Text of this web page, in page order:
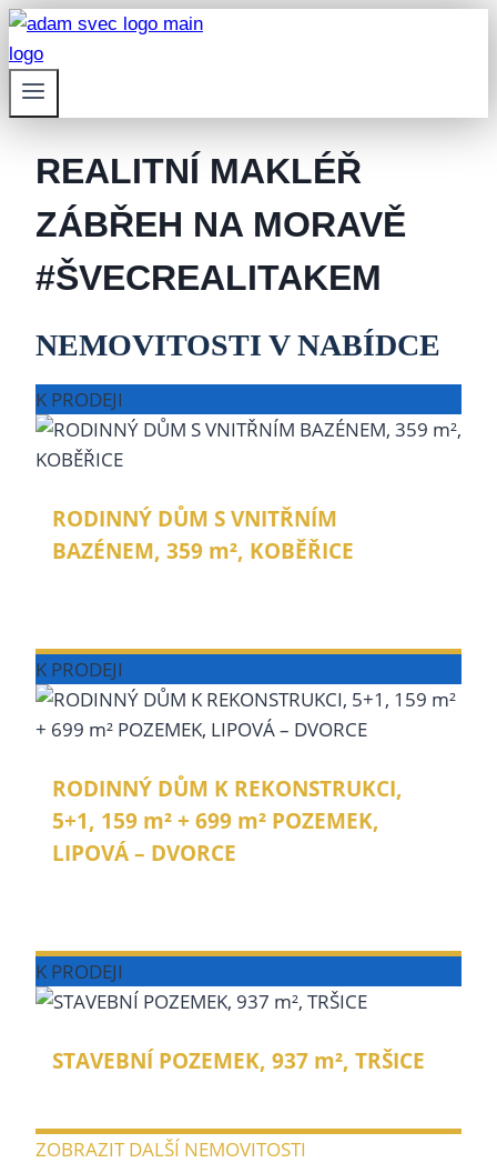
Přeskočit
na
obsah
REALITNÍ MAKLÉŘ
ZÁBŘEH NA MORAVĚ
#ŠVECREALITAKEM
NEMOVITOSTI V NABÍDCE
K PRODEJI
RODINNÝ DŮM S VNITŘNÍM
BAZÉNEM, 359 m², KOBĚŘICE
K PRODEJI
RODINNÝ DŮM K REKONSTRUKCI,
5+1, 159 m² + 699 m² POZEMEK,
LIPOVÁ – DVORCE
K PRODEJI
STAVEBNÍ POZEMEK, 937 m², TRŠICE
ZOBRAZIT DALŠÍ NEMOVITOSTI